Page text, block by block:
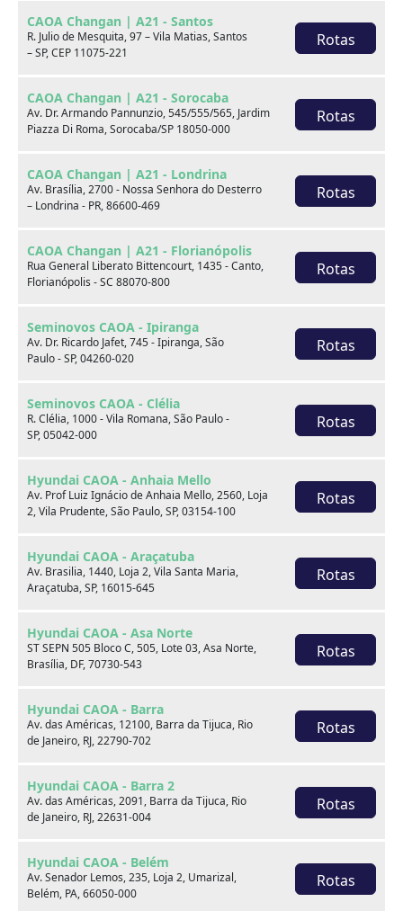
CAOA Changan | A21 - Santos
R. Julio de Mesquita, 97 – Vila Matias, Santos
– SP, CEP 11075-221
Rotas
CAOA Changan | A21 - Sorocaba
Av. Dr. Armando Pannunzio, 545/555/565, Jardim
Piazza Di Roma, Sorocaba/SP 18050-000
Rotas
CAOA Changan | A21 - Londrina
Av. Brasília, 2700 - Nossa Senhora do Desterro
– Londrina - PR, 86600-469
Rotas
CAOA Changan | A21 - Florianópolis
Rua General Liberato Bittencourt, 1435 - Canto,
Florianópolis - SC 88070-800
Rotas
Seminovos CAOA - Ipiranga
Av. Dr. Ricardo Jafet, 745 - Ipiranga, São
Paulo - SP, 04260-020
Rotas
Seminovos CAOA - Clélia
R. Clélia, 1000 - Vila Romana, São Paulo -
SP, 05042-000
Rotas
Hyundai CAOA - Anhaia Mello
Av. Prof Luiz Ignácio de Anhaia Mello, 2560, Loja
2, Vila Prudente, São Paulo, SP, 03154-100
Rotas
Hyundai CAOA - Araçatuba
Av. Brasilia, 1440, Loja 2, Vila Santa Maria,
Araçatuba, SP, 16015-645
Rotas
Hyundai CAOA - Asa Norte
ST SEPN 505 Bloco C, 505, Lote 03, Asa Norte,
Brasília, DF, 70730-543
Rotas
Hyundai CAOA - Barra
Av. das Américas, 12100, Barra da Tijuca, Rio
de Janeiro, RJ, 22790-702
Rotas
Hyundai CAOA - Barra 2
Av. das Américas, 2091, Barra da Tijuca, Rio
de Janeiro, RJ, 22631-004
Rotas
Hyundai CAOA - Belém
Av. Senador Lemos, 235, Loja 2, Umarizal,
Belém, PA, 66050-000
Rotas
FAROL DE NEBLINA, ENTRADA USB, DIREÇÃO ELÉTRICA,
KIT MULTIMÍDIA, DESDE 1979 ATUANDO COM
SE HOJE A CAOA É UM DOS MAIORES GRUPOS
EMPRESARIAIS DO PAÍS, ISSO É FRUTO DE MUITO
TRABALHO E DEDICAÇÃO. DO SEU FUNDADOR, AOS
COMPORTAMENTO DE DONO, PARA SATISFAZER CADA
VEZ MAIS NOSSOS CLIENTES. VENHA HOJE FAZER
GARANTA JÁ O SEU! FALE COM NOSSOS CONSULTORES
AGORA MESMO! NOS RESERVAMOS NO DIREITO DE
CORRIGIR POSSÍVEIS ERROS DE DIGITAÇÃO E
Você pode gostar de
2025 23.420 km
CAOA Changan | A21 - Imbiribeira